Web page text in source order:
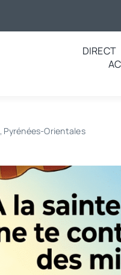
DIRECT
Pyrénées-Orientales